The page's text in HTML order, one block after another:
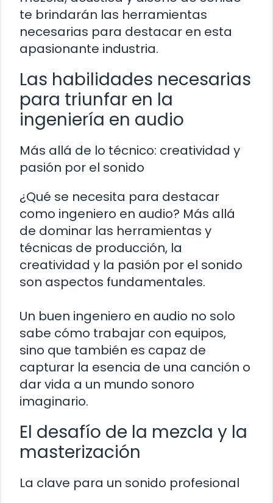
te brindarán las herramientas
necesarias para destacar en esta
apasionante industria.
Las habilidades necesarias
para triunfar en la
ingeniería en audio
Más allá de lo técnico: creatividad y
pasión por el sonido
¿Qué se necesita para destacar
como ingeniero en audio? Más allá
de dominar las herramientas y
técnicas de producción, la
creatividad y la pasión por el sonido
son aspectos fundamentales.
Un buen ingeniero en audio no solo
sabe cómo trabajar con equipos,
sino que también es capaz de
capturar la esencia de una canción o
dar vida a un mundo sonoro
imaginario.
El desafío de la mezcla y la
masterización
La clave para un sonido profesional